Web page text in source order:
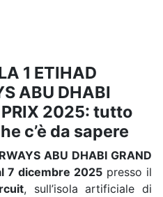
1 ETIHAD
ABU DHABI
PRIX 2025: tutto
c’è da sapere
ABU DHABI GRAND
7 dicembre 2025 presso il
, sull’isola artificiale di